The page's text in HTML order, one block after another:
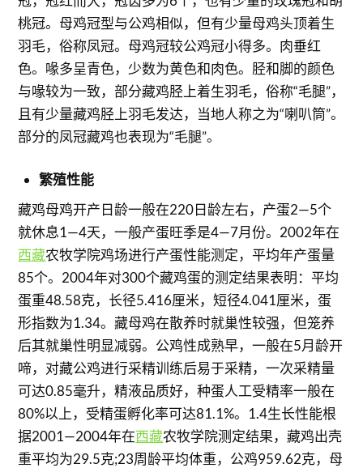
桃冠。母鸡冠型与公鸡相似，但有少量母鸡头顶着生
羽毛，俗称凤冠。母鸡冠较公鸡冠小得多。肉垂红
色。喙多呈青色，少数为黄色和肉色。胫和脚的颜色
与喙较为一致，部分藏鸡胫上着生羽毛，俗称“毛腿”，
且有少量藏鸡胫上羽毛发达，当地人称之为“喇叭筒”。
部分的凤冠藏鸡也表现为“毛腿”。
繁殖性能
藏鸡母鸡开产日龄一般在220日龄左右，产蛋2—5个
就休息1—4天，一般产蛋旺季是4—7月份。2002年在
西藏农牧学院鸡场进行产蛋性能测定，平均年产蛋量
85个。2004年对300个藏鸡蛋的测定结果表明：平均
蛋重48.58克，长径5.416厘米，短径4.041厘米，蛋
形指数为1.34。藏母鸡在散养时就巢性较强，但笼养
后其就巢性明显减弱。公鸡性成熟早，一般在5月龄开
啼，对藏公鸡进行采精训练后易于采精，一次采精量
可达0.85毫升，精液品质好，种蛋人工受精率一般在
80%以上，受精蛋孵化率可达81.1%。1.4生长性能根
据2001—2004年在西藏农牧学院测定结果，藏鸡出壳
重平均为29.5克;23周龄平均体重，公鸡959.62克，母